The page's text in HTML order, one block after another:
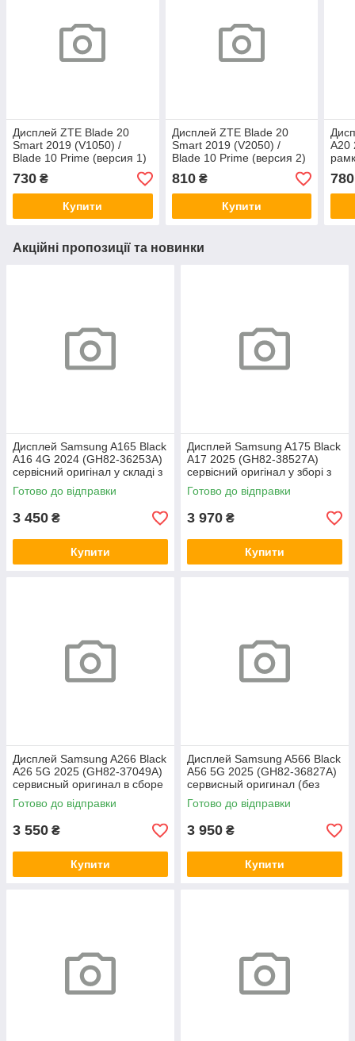
Дисплей ZTE Blade 20
Smart 2019 (V1050) /
Blade 10 Prime (версия 1)
(оригинальные
комплектующие)
730 ₴
Купити
Дисплей ZTE Blade 20
Smart 2019 (V2050) /
Blade 10 Prime (версия 2)
(оригинальные
комплектующие)
810₴
Купити
A20
780
Акційні пропозиції та новинки
Дисплей Samsung A165 Black
A16 4G 2024 (GH82-36253A)
сервісний оригінал у складі з
рамкою
Готово до відправки
3 450 ₴
Купити
Дисплей Samsung A175 Black
A17 2025 (GH82-38527A)
сервісний оригінал у зборі з
рамкою
Готово до відправки
3 970 ₴
Купити
Дисплей Samsung A266 Black
A26 5G 2025 (GH82-37049A)
сервисный оригинал в сборе
с рамкой
Готово до відправки
3 550 ₴
Купити
Дисплей Samsung A566 Black
A56 5G 2025 (GH82-36827A)
сервисный оригинал (без
рамки)
Готово до відправки
3 950 ₴
Купити